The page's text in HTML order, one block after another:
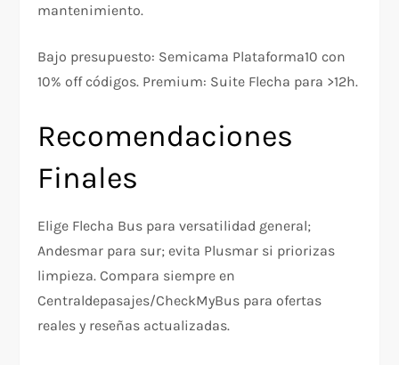
mantenimiento.
Bajo presupuesto: Semicama Plataforma10 con
10% off códigos. Premium: Suite Flecha para >12h.
Recomendaciones
Finales
Elige Flecha Bus para versatilidad general;
Andesmar para sur; evita Plusmar si priorizas
limpieza. Compara siempre en
Centraldepasajes/CheckMyBus para ofertas
reales y reseñas actualizadas.